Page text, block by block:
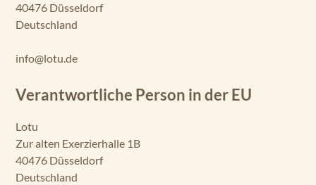
40476 Düsseldorf
Deutschland
info@lotu.de
Verantwortliche Person in der EU
Lotu
Zur alten Exerzierhalle 1B
40476 Düsseldorf
Deutschland